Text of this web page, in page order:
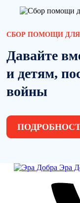
СБОР ПОМОЩИ ДЛЯ
Давайте
и детям,
войны
Эра